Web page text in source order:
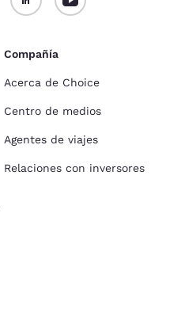
Compañía
Acerca de Choice
Centro de medios
Agentes de viajes
Relaciones con inversores